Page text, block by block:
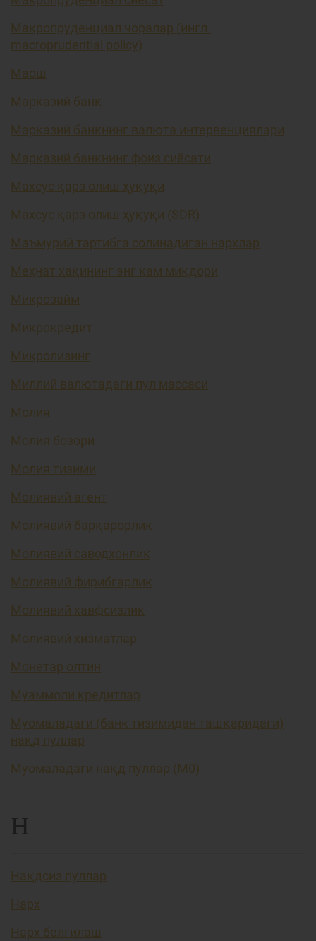
Макропруденциал чоралар (ингл.
macroprudential policy)
Маош
Марказий банк
Марказий банкнинг валюта интервенциялари
Марказий банкнинг фоиз сиёсати
Махсус қарз олиш ҳуқуқи
Махсус қарз олиш ҳуқуқи (SDR)
Маъмурий тартибга солинадиган нархлар
Меҳнат ҳақининг энг кам миқдори
Микрозайм
Микрокредит
Микролизинг
Миллий валютадаги пул массаси
Молия
Молия бозори
Молия тизими
Молиявий агент
Молиявий барқарорлик
Молиявий саводхонлик
Молиявий фирибгарлик
Молиявий хавфсизлик
Молиявий хизматлар
Монетар олтин
Муаммоли кредитлар
Муомаладаги (банк тизимидан ташқаридаги)
нақд пуллар
Муомаладаги нақд пуллар (М0)
Н
Нақдсиз пуллар
Нарх
Нарх белгилаш